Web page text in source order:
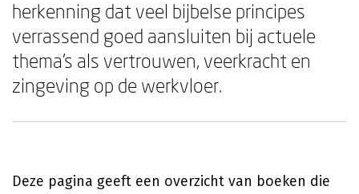
herkenning dat veel bijbelse principes
verrassend goed aansluiten bij actuele
thema's als vertrouwen, veerkracht en
zingeving op de werkvloer.
Deze pagina geeft een overzicht van boeken die